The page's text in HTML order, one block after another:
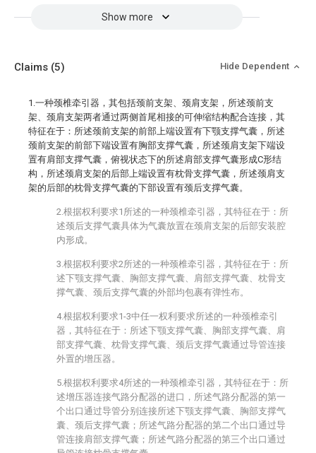
Show more
Claims (5) Hide Dependent
1.一种颈椎牵引器，其包括颈前支架、颈肩支架，所述颈前支
架、颈肩支架两者通过两侧首尾相接的可伸缩结构配合连接，其
特征在于：所述颈前支架的前部上端设置有下颚支撑气囊，所述
颈前支架的前部下端设置有胸部支撑气囊，所述颈肩支架下端设
置有肩部支撑气囊，俯视状态下的所述肩部支撑气囊形成C形结
构，所述颈肩支架的后部上端设置有枕骨支撑气囊，所述颈肩支
架的后部的枕骨支撑气囊的下部设置有颈后支撑气囊。
2.根据权利要求1所述的一种颈椎牵引器，其特征在于：所
述颈后支撑气囊具体为气囊放置在颈肩支架的后部安装腔
内形成。
3.根据权利要求2所述的一种颈椎牵引器，其特征在于：所
述下颚支撑气囊、胸部支撑气囊、肩部支撑气囊、枕骨支
撑气囊、颈后支撑气囊的外部均包裹有弹性布。
4.根据权利要求1-3中任一权利要求所述的一种颈椎牵引
器，其特征在于：所述下颚支撑气囊、胸部支撑气囊、肩
部支撑气囊、枕骨支撑气囊、颈后支撑气囊通过导管连接
外置的增压器。
5.根据权利要求4所述的一种颈椎牵引器，其特征在于：所
述增压器连接气路分配器的进口，所述气路分配器的第一
个出口通过导管分别连接所述下颚支撑气囊、胸部支撑气
囊、颈后支撑气囊；所述气路分配器的第二个出口通过导
管连接肩部支撑气囊；所述气路分配器的第三个出口通过